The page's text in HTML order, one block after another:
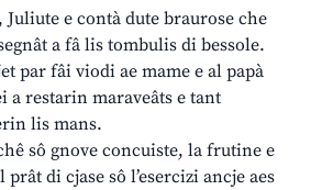
Juliute e contà dute braurose che
a fâ lis tombulis di bessole.
par fâi viodi ae mame e al papà
a restarin maraveâts e tant
lis mans.
sô gnove concuiste, la frutine e
di cjase sô l’esercizi ancje aes